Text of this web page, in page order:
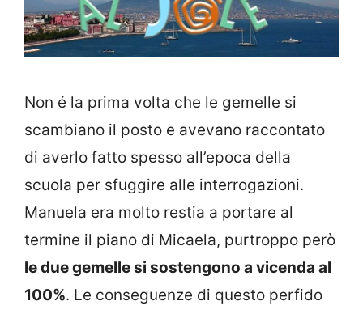
Non é la prima volta che le gemelle si
scambiano il posto e avevano raccontato
di averlo fatto spesso all’epoca della
scuola per sfuggire alle interrogazioni.
Manuela era molto restia a portare al
termine il piano di Micaela, purtroppo però
le due gemelle si sostengono a vicenda al
100%. Le conseguenze di questo perfido